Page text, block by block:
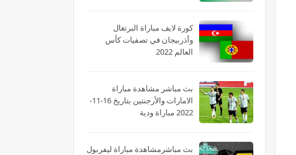
كورة لايف مباراة البرتغال
وأذربيجان في تصفيات كأس
العالم 2022
بث مباشر مشاهدة مباراة
الامارات والأرجنتين بتاريخ 16-11-
2022 مباراة ودية
بث مباشرمشاهدة مباراة ليفربول